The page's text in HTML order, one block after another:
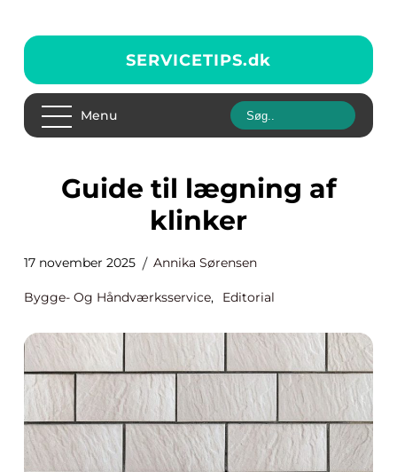
SERVICETIPS.dk
Menu
Guide til lægning af
klinker
17 november 2025 Annika Sørensen
Bygge- Og Håndværksservice, Editorial